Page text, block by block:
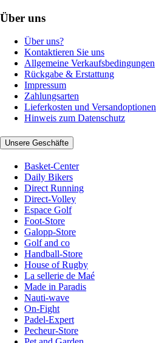
Über uns
Über uns?
Kontaktieren Sie uns
Allgemeine Verkaufsbedingungen
Rückgabe & Erstattung
Impressum
Zahlungsarten
Lieferkosten und Versandoptionen
Hinweis zum Datenschutz
Unsere Geschäfte
Basket-Center
Daily Bikers
Direct Running
Direct-Volley
Espace Golf
Foot-Store
Galopp-Store
Golf and co
Handball-Store
House of Rugby
La sellerie de Maé
Made in Paradis
Nauti-wave
On-Fight
Padel-Expert
Pecheur-Store